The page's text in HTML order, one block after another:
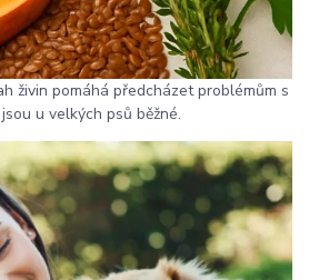
živin pomáhá předcházet problémům s
u velkých psů běžné.